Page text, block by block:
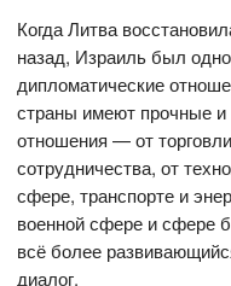
Когда Литва
назад, Израиль был
дипломатические
страны имеют прочные
отношения — от
сотрудничества, от
сфере, транспорте и
военной сфере и сфере
всё более
диалог.